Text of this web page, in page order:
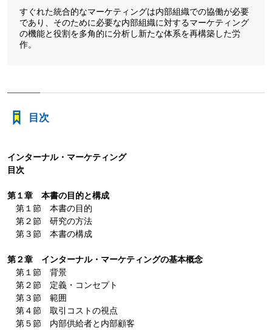
すぐれた統合的なマーケティングは内部組織での協働が必要
であり、そのために必要な内部組織に対するマーケティング
の機能と役割を多角的に分析し新たな体系を再構築した労
作。
目次
インターナル・マーケティング
目次
第１章 本書の目的と構成
第１節 本書の目的
第２節 研究の方法
第３節 本書の構成
第２章 インターナル・マーケティングの基本概念
第１節 背景
第２節 定義・コンセプト
第３節 範囲
第４節 取引コストの視点
第５節 内部供給者と内部顧客